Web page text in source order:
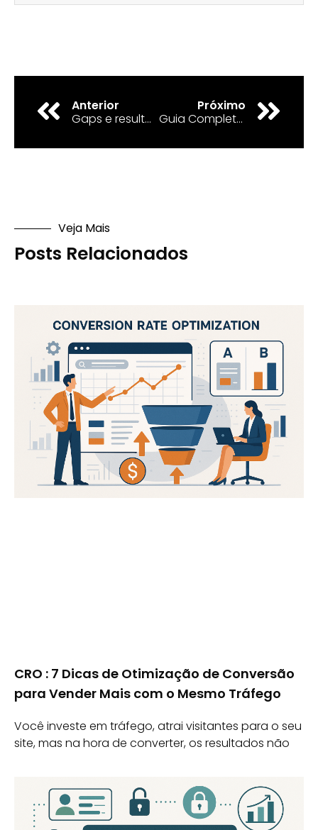
Anterior
Gaps e resultados: Como melhorar o tráfego pago
Próximo
Guia Completo de LinkedIn Ads para B2B
Veja Mais
Posts Relacionados
CRO : 7 Dicas de Otimização de Conversão
para Vender Mais com o Mesmo Tráfego
Você investe em tráfego, atrai visitantes para o seu
site, mas na hora de converter, os resultados não